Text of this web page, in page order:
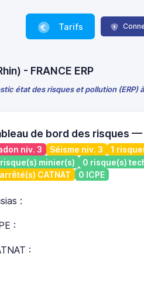
Tarifs
- FRANCE ERP
état des risques et pollution (ERP) à
de bord des risques —
niv. 3 Séisme niv. 3
1
minier(s)
0 risque(s)
CATNAT
0 ICPE
:
:
: